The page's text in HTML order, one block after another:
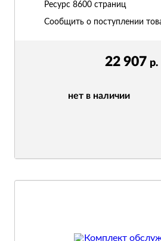
22 907 р.
нет в наличии
Ресурс 8600 страниц
Сообщить о поступлении